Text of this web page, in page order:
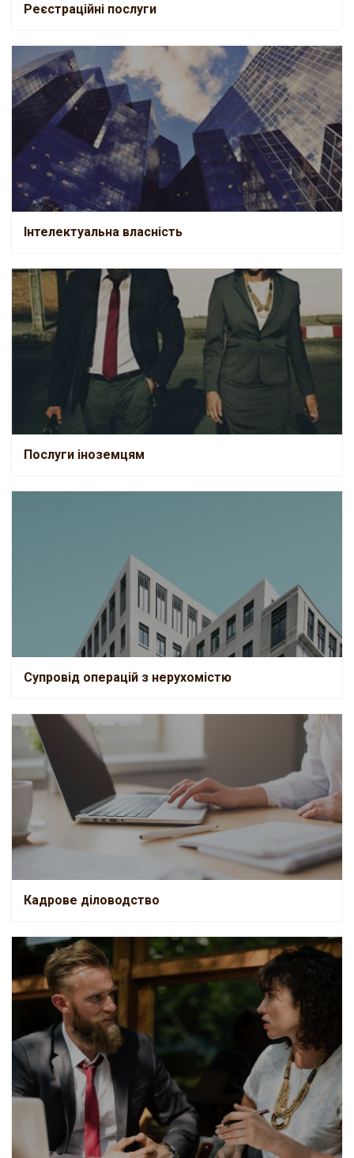
Реєстраційні послуги
Інтелектуальна власність
Інтелектуальна власність
Послуги іноземцям
Послуги іноземцям
Супровід операцій з нерухомістю
Супровід операцій з нерухомістю
Кадрове діловодство
Кадрове діловодство